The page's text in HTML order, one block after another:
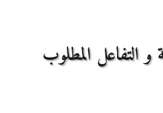
و التفاعل المطلوب